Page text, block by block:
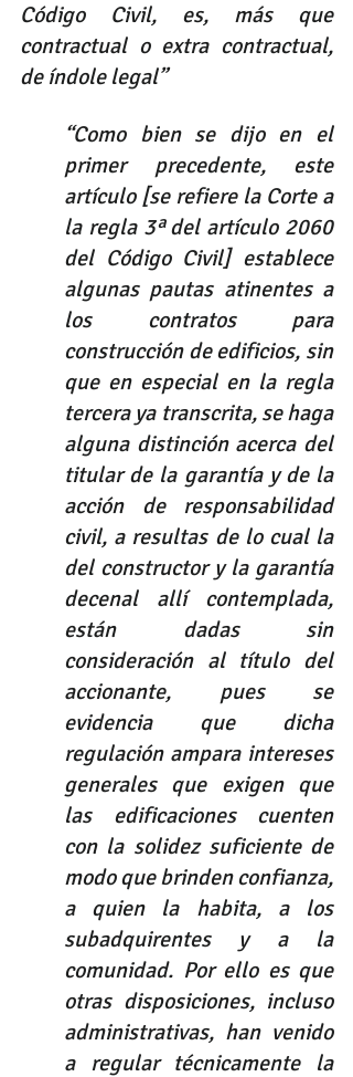
Código Civil, es, más que
contractual o extra contractual,
de índole legal”
“Como bien se dijo en el
primer precedente, este
artículo [se refiere la Corte a
la regla 3ª del artículo 2060
del Código Civil] establece
algunas pautas atinentes a
los contratos para
construcción de edificios, sin
que en especial en la regla
tercera ya transcrita, se haga
alguna distinción acerca del
titular de la garantía y de la
acción de responsabilidad
civil, a resultas de lo cual la
del constructor y la garantía
decenal allí contemplada,
están dadas sin
consideración al título del
accionante, pues se
evidencia que dicha
regulación ampara intereses
generales que exigen que
las edificaciones cuenten
con la solidez suficiente de
modo que brinden confianza,
a quien la habita, a los
subadquirentes y a la
comunidad. Por ello es que
otras disposiciones, incluso
administrativas, han venido
a regular técnicamente la